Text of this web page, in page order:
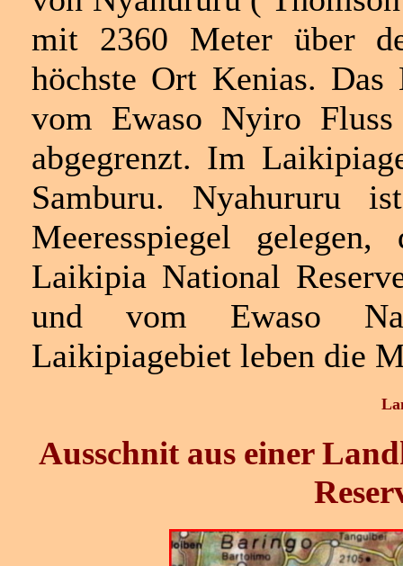
mit 2360 Meter über
höchste Ort Kenias.
vom Ewaso Nyiro
abgegrenzt. Im
Samburu. Nyahururu
Meeresspiegel
Laikipia National
und vom Ewaso
Laikipiagebiet leben die
Ausschnit aus einer